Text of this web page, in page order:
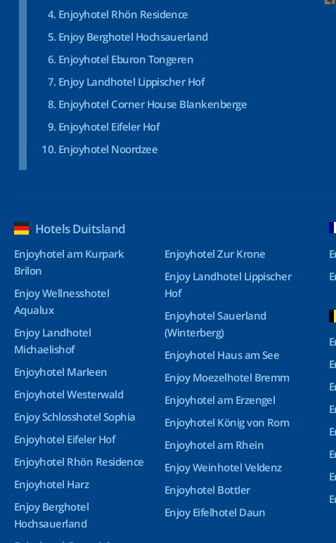
Enjoyhotel Rhön Residence
Enjoy Berghotel Hochsauerland
Enjoyhotel Eburon Tongeren
Enjoy Landhotel Lippischer Hof
Enjoyhotel Corner House Blankenberge
Enjoyhotel Eifeler Hof
Enjoyhotel Noordzee
Hotels Duitsland
Enjoyhotel am Kurpark
Brilon
Enjoy Wellnesshotel
Aqualux
Enjoy Landhotel
Michaelishof
Enjoyhotel Marleen
Enjoyhotel Westerwald
Enjoy Schlosshotel Sophia
Enjoyhotel Eifeler Hof
Enjoyhotel Rhön Residence
Enjoyhotel Harz
Enjoy Berghotel
Hochsauerland
Enjoyhotel Zur Krone
Enjoy Landhotel Lippischer
Hof
Enjoyhotel Sauerland
(Winterberg)
Enjoyhotel Haus am See
Enjoy Moezelhotel Bremm
Enjoyhotel am Erzengel
Enjoyhotel König von Rom
Enjoyhotel am Rhein
Enjoy Weinhotel Veldenz
Enjoyhotel Bottler
Enjoy Eifelhotel Daun